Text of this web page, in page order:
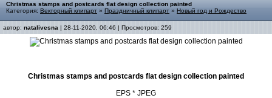
Christmas stamps and postcards flat design collection painted
Категория: Векторный клипарт » Праздничный клипарт » Новый год и Рождество
автор: natalivesna | 28-11-2020, 06:46 | Просмотров: 259
Christmas stamps and postcards flat design collection painted
EPS * JPEG